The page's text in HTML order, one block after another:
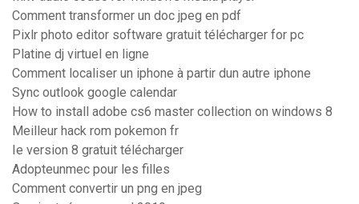
Comment transformer un doc jpeg en pdf
Pixlr photo editor software gratuit télécharger for pc
Platine dj virtuel en ligne
Comment localiser un iphone à partir dun autre iphone
Sync outlook google calendar
How to install adobe cs6 master collection on windows 8
Meilleur hack rom pokemon fr
Ie version 8 gratuit télécharger
Adopteunmec pour les filles
Comment convertir un png en jpeg